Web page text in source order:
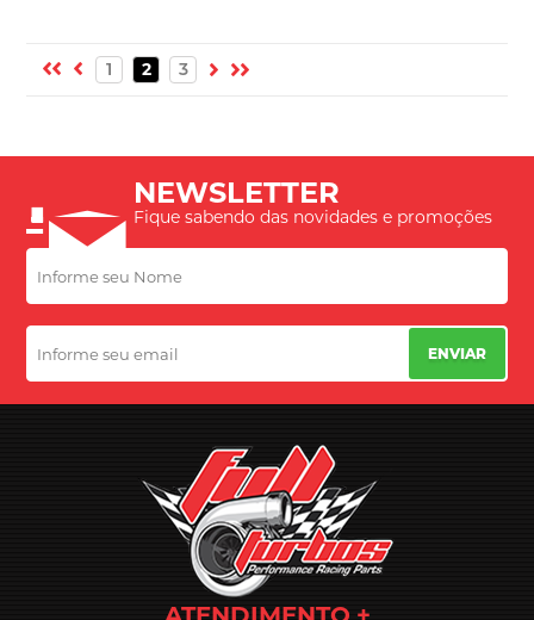
1 2 3
NEWSLETTER
Fique sabendo das novidades e promoções
ENVIAR